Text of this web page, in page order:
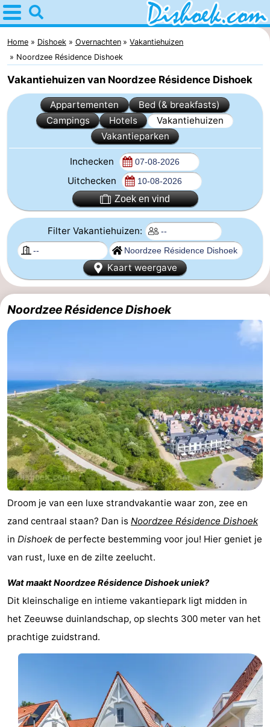
Home
Dishoek
Tips
Voor
kinderen
Overnachten
Appartementen
Duinhof
Klein
Dishoek
-
Martina
-
Noordzee
Résidence
Dishoek
Bed
(&
breakfasts)
Campings
Hotels
Duinhof
Klein
Dishoek
-
Duinzicht
-
Galgewei
-
Meerpaal
-
Noordzee
Vlissingen
-
Résidence
Dishoek
Strandcamping
Valkenisse
-
Strandpark
-
Westduin
Last
Bezienswaardigheden
Home Dishoek Overnachten
Vakantiehuizen
Noordzee Résidence Dishoek
Vakantiehuizen van Noordzee Résidence Dishoek
Appartementen
Bed (& breakfasts)
Campings
Hotels
Vakantiehuizen
Vakantieparken
Inchecken
Uitchecken
Zoek en vind
Filter Vakantiehuizen:
Kaart weergave
Noordzee Résidence Dishoek
Droom je van een luxe strandvakantie waar zon, zee en
zand centraal staan? Dan is Noordzee Résidence Dishoek
in Dishoek de perfecte bestemming voor jou! Hier geniet je
van rust, luxe en de zilte zeelucht.
Wat maaktNoordzee Résidence Dishoekuniek?
Dit kleinschalige en intieme vakantiepark ligt midden in
het Zeeuwse duinlandschap, op slechts 300 meter van het
prachtige zuidstrand.